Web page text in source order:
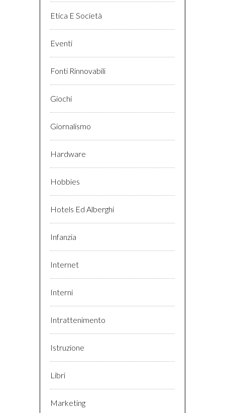
Etica E Società
Eventi
Fonti Rinnovabili
Giochi
Giornalismo
Hardware
Hobbies
Hotels Ed Alberghi
Infanzia
Internet
Interni
Intrattenimento
Istruzione
Libri
Marketing